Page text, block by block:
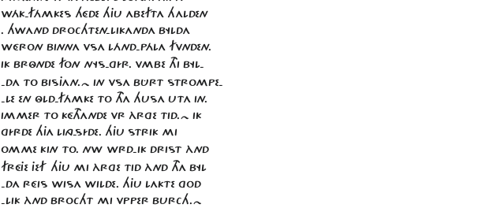
WÁK-FÁMKES HÉDE HJU ABEFTA HALDEN
. HWAND DROCHTEN-LIKANDA BYLDA
WÉRON BINNA VSA LÁND-PÁLA FVNDEN.
IK BRÔNDE FON NYS-GÍR. VMBE THI BYL-
-DA TO BISJAN.~ IN VSA BÛRT STROMPE-
-LE EN ÔLD-FÁMKE TO THA HUSA UTA IN.
IMMER TO KÉTHANDE VR ÀRGE TID.~ IK
GÍRDE HJA LING-SÍDE. HJU STRIK MI
OMME KIN TO. NW WRD-IK DRIST ÀND
FRÉJE JEF HJU MI ÀRGE TID ÀND THA BYL
-DA RÉIS WISA WILDE. HJU LAKTE GOD
-LIK ÀND BROCHT MI VPPER BURCH.~